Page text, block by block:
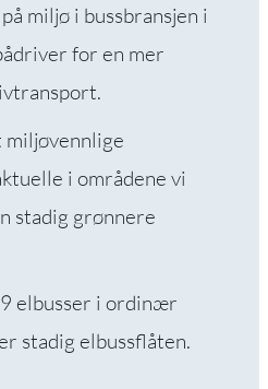
miljø i bussbransjen i
for en mer
i områdene vi
stadig grønnere
elbusser i ordinær
stadig elbussflåten.